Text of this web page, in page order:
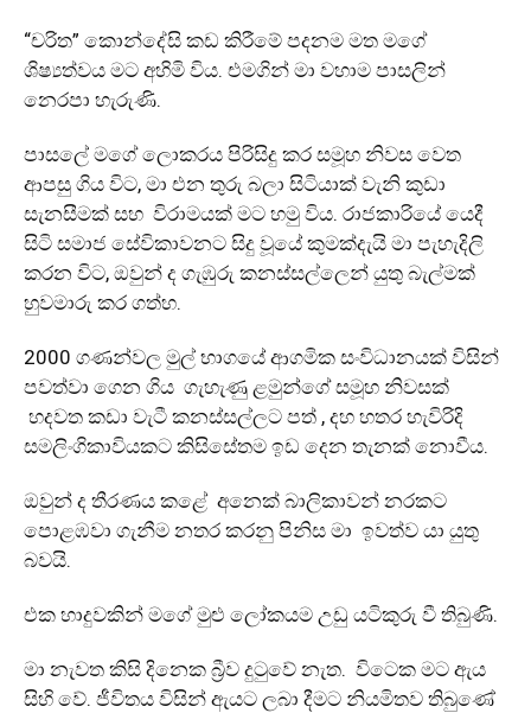
“චරිත” කොන්දේසි කඩ කිරීමේ පදනම මත මගේ
ශිෂ්‍යත්වය මට අහිමි විය. එමගින් මා වහාම පාසලින්
නෙරපා හැරුණි.
පාසලේ මගේ ලොකරය පිරිසිදු කර සමූහ නිවස වෙත
ආපසු ගිය විට, මා එන තුරු බලා සිටියාක් වැනි කුඩා
සැනසීමක් සහ විරාමයක් මට හමු විය. රාජකාරියේ යෙදී
සිටි සමාජ සේවිකාවනට සිදු වූයේ කුමක්දැයි මා පැහැදිලි
කරන විට, ඔවුන් ද ගැඹුරු කනස්සල්ලෙන් යුතු බැල්මක්
හුවමාරු කර ගත්හ.
2000 ගණන්වල මුල් භාගයේ ආගමික සංවිධානයක් විසින්
පවත්වා ගෙන ගිය ගැහැණු ළමුන්ගේ සමූහ නිවසක්
හදවත කඩා වැටී කනස්සල්ලට පත් , දහ හතර හැවිරිදි
සමලිංගිකාවියකට කිසිසේතම ඉඩ දෙන තැනක් නොවීය.
ඔවුන් ද තීරණය කළේ අනෙක් බාලිකාවන් නරකට
පොළඹවා ගැනීම නතර කරනු පිනිස මා ඉවත්ව යා යුතු
බවයි.
එක හාදුවකින් මගේ මුළු ලෝකයම උඩු යටිකුරු වී තිබුණි.
මා නැවත කිසි දිනෙක බ්‍රීව දුටුවේ නැත. විටෙක මට ඇය
සිහි වේ. ජීවිතය විසින් ඇයට ලබා දීමට නියමිතව තිබුණේ